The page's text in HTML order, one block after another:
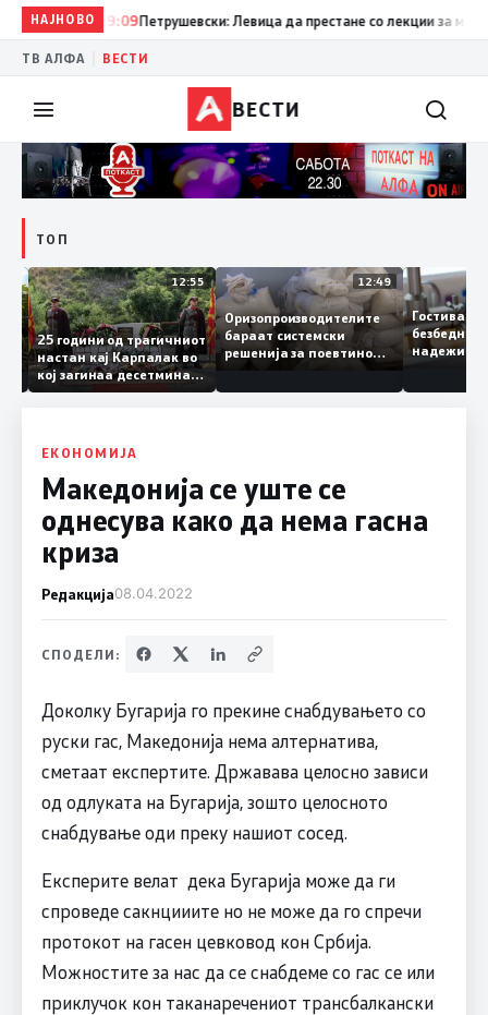
НАЈНОВО
19:09Петрушевски: Левица да престане со лекции за морал
ТВ АЛФА ВЕСТИ
ВЕСТИ
ТОП
13:04 12:55
25 години од трагичниот
настан кај Карпалак во
кој загинаа десетмина
македонски бранители
12:49
Оризопроизводителите
бараат системски
решенија за поевтино
производство
ЕКОНОМИЈА
Македонија се уште се
однесува како да нема гасна
криза
Редакција08.04.2022
СПОДЕЛИ:
Доколку Бугарија го прекине снабдувањето со
руски гас, Македонија нема алтернатива,
сметаат експертите. Државава целосно зависи
од одлуката на Бугарија, зошто целосното
снабдување оди преку нашиот сосед.
Експерите велат дека Бугарија може да ги
спроведе сакнцииите но не може да го спречи
протокот на гасен цевковод кон Србија.
Можностите за нас да се снабдеме со гас се или
приклучок кон таканаречениот трансбалкански